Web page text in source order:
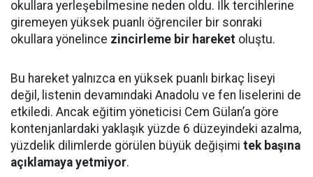
okullara yerleşebilmesine neden oldu. İlk tercihlerine
giremeyen yüksek puanlı öğrenciler bir sonraki
okullara yönelince zincirleme bir hareket oluştu.
Bu hareket yalnızca en yüksek puanlı birkaç liseyi
değil, listenin devamındaki Anadolu ve fen liselerini de
etkiledi. Ancak eğitim yöneticisi Cem Gülan’a göre
kontenjanlardaki yaklaşık yüzde 6 düzeyindeki azalma,
yüzdelik dilimlerde görülen büyük değişimi tek başına
açıklamaya yetmiyor.